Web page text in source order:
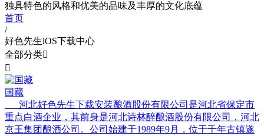
独具特色的风格和优美的品味及丰厚的文化底蕴
首页
/
好色先生iOS下载中心
全部分类

国藏
河北好色先生下载安装酿酒股份有限公司是河北省保定市
重点白酒企业，其前身是河北诗林醉酿酒股份有限公司，河北
京王集团酿酒公司。公司始建于1989年9月，位于千年古镇遂